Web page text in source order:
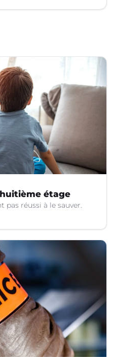
étage
pas réussi à le sauver.